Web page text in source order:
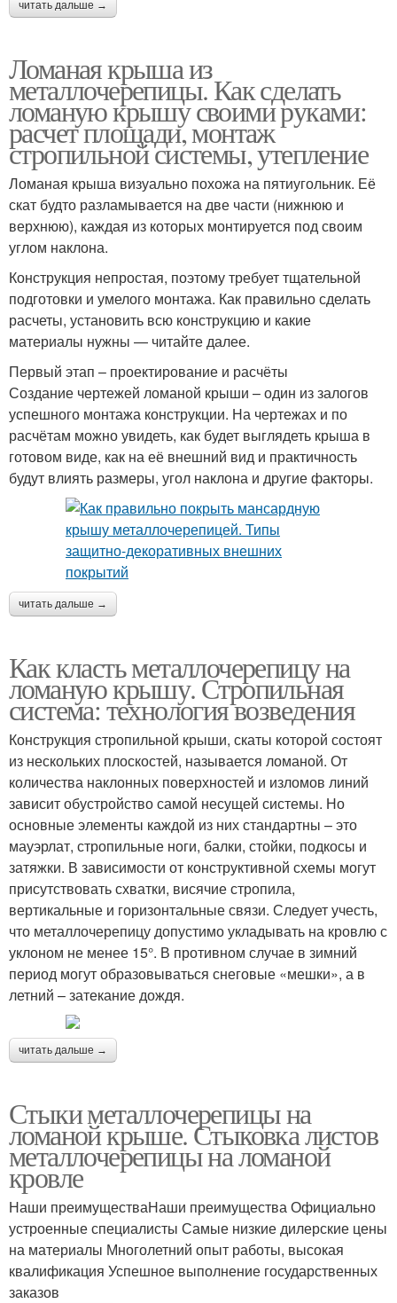
читать дальше →
Ломаная крыша из
металлочерепицы. Как сделать
ломаную крышу своими руками:
расчет площади, монтаж
стропильной системы, утепление
Ломаная крыша визуально похожа на пятиугольник. Её
скат будто разламывается на две части (нижнюю и
верхнюю), каждая из которых монтируется под своим
углом наклона.
Конструкция непростая, поэтому требует тщательной
подготовки и умелого монтажа. Как правильно сделать
расчеты, установить всю конструкцию и какие
материалы нужны — читайте далее.
Первый этап – проектирование и расчёты
Создание чертежей ломаной крыши – один из залогов
успешного монтажа конструкции. На чертежах и по
расчётам можно увидеть, как будет выглядеть крыша в
готовом виде, как на её внешний вид и практичность
будут влиять размеры, угол наклона и другие факторы.
читать дальше →
Как класть металлочерепицу на
ломаную крышу. Стропильная
система: технология возведения
Конструкция стропильной крыши, скаты которой состоят
из нескольких плоскостей, называется ломаной. От
количества наклонных поверхностей и изломов линий
зависит обустройство самой несущей системы. Но
основные элементы каждой из них стандартны – это
мауэрлат, стропильные ноги, балки, стойки, подкосы и
затяжки. В зависимости от конструктивной схемы могут
присутствовать схватки, висячие стропила,
вертикальные и горизонтальные связи. Следует учесть,
что металлочерепицу допустимо укладывать на кровлю с
уклоном не менее 15°. В противном случае в зимний
период могут образовываться снеговые «мешки», а в
летний – затекание дождя.
читать дальше →
Стыки металлочерепицы на
ломаной крыше. Стыковка листов
металлочерепицы на ломаной
кровле
Наши преимуществаНаши преимущества Официально
устроенные специалисты Самые низкие дилерские цены
на материалы Многолетний опыт работы, высокая
квалификация Успешное выполнение государственных
заказов